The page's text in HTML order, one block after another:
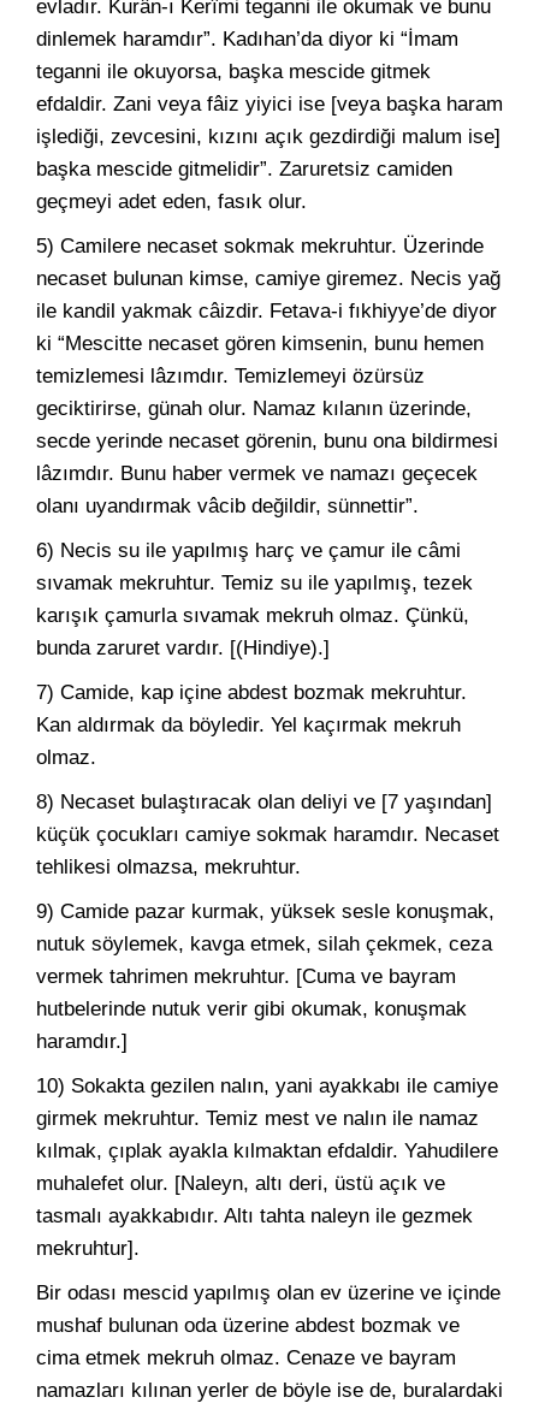
evladır. Kurân-ı Kerîmi teganni ile okumak ve bunu
dinlemek haramdır”. Kadıhan’da diyor ki “İmam
teganni ile okuyorsa, başka mescide gitmek
efdaldir. Zani veya fâiz yiyici ise [veya başka haram
işlediği, zevcesini, kızını açık gezdirdiği malum ise]
başka mescide gitmelidir”. Zaruretsiz camiden
geçmeyi adet eden, fasık olur.
5) Camilere necaset sokmak mekruhtur. Üzerinde
necaset bulunan kimse, camiye giremez. Necis yağ
ile kandil yakmak câizdir. Fetava-i fıkhiyye’de diyor
ki “Mescitte necaset gören kimsenin, bunu hemen
temizlemesi lâzımdır. Temizlemeyi özürsüz
geciktirirse, günah olur. Namaz kılanın üzerinde,
secde yerinde necaset görenin, bunu ona bildirmesi
lâzımdır. Bunu haber vermek ve namazı geçecek
olanı uyandırmak vâcib değildir, sünnettir”.
6) Necis su ile yapılmış harç ve çamur ile câmi
sıvamak mekruhtur. Temiz su ile yapılmış, tezek
karışık çamurla sıvamak mekruh olmaz. Çünkü,
bunda zaruret vardır. [(Hindiye).]
7) Camide, kap içine abdest bozmak mekruhtur.
Kan aldırmak da böyledir. Yel kaçırmak mekruh
olmaz.
8) Necaset bulaştıracak olan deliyi ve [7 yaşından]
küçük çocukları camiye sokmak haramdır. Necaset
tehlikesi olmazsa, mekruhtur.
9) Camide pazar kurmak, yüksek sesle konuşmak,
nutuk söylemek, kavga etmek, silah çekmek, ceza
vermek tahrimen mekruhtur. [Cuma ve bayram
hutbelerinde nutuk verir gibi okumak, konuşmak
haramdır.]
10) Sokakta gezilen nalın, yani ayakkabı ile camiye
girmek mekruhtur. Temiz mest ve nalın ile namaz
kılmak, çıplak ayakla kılmaktan efdaldir. Yahudilere
muhalefet olur. [Naleyn, altı deri, üstü açık ve
tasmalı ayakkabıdır. Altı tahta naleyn ile gezmek
mekruhtur].
Bir odası mescid yapılmış olan ev üzerine ve içinde
mushaf bulunan oda üzerine abdest bozmak ve
cima etmek mekruh olmaz. Cenaze ve bayram
namazları kılınan yerler de böyle ise de, buralardaki